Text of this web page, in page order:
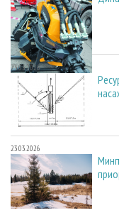
23.03.2026
23.03.2026